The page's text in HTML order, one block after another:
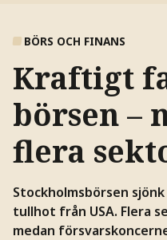
BÖRS OCH FINANS
Kraftigt
börsen –
flera
Stockholmsbörsen
tullhot från USA. Flera
medan